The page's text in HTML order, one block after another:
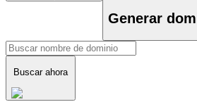
Generar
Buscar ahora